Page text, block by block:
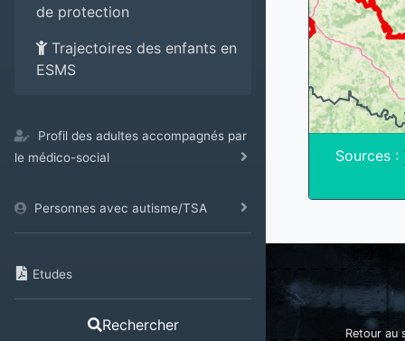
de protection
Trajectoires des enfants en
ESMS
Profil des adultes accompagnés par
le médico-social
Personnes avec autisme/TSA
Etudes
Rechercher
Sources :
Retour au